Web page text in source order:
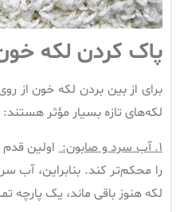
پاک کردن لکه
برای از بین بردن لکه خون از
لکه‌های تازه بسیار مؤثر هستند:
۱. آب سرد و صابون:اولین قدم
را محکم‌تر کند. بنابراین، آب
لکه هنوز باقی ماند، یک پارچه